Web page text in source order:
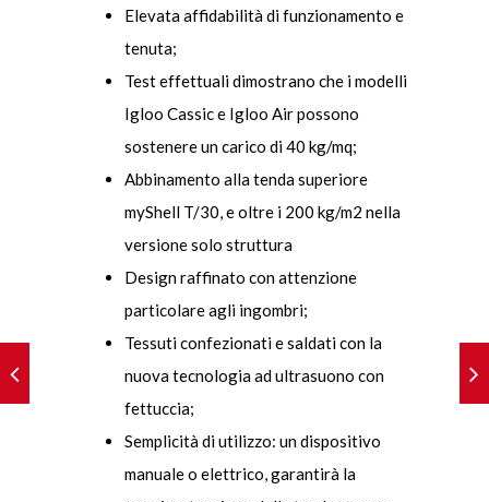
Elevata affidabilità di funzionamento e
tenuta;
Test effettuali dimostrano che i modelli
Igloo Cassic e Igloo Air possono
sostenere un carico di 40 kg/mq;
Abbinamento alla tenda superiore
myShell T/30, e oltre i 200 kg/m2 nella
versione solo struttura
Design raffinato con attenzione
particolare agli ingombri;
Tessuti confezionati e saldati con la
nuova tecnologia ad ultrasuono con
fettuccia;
Semplicità di utilizzo: un dispositivo
manuale o elettrico, garantirà la